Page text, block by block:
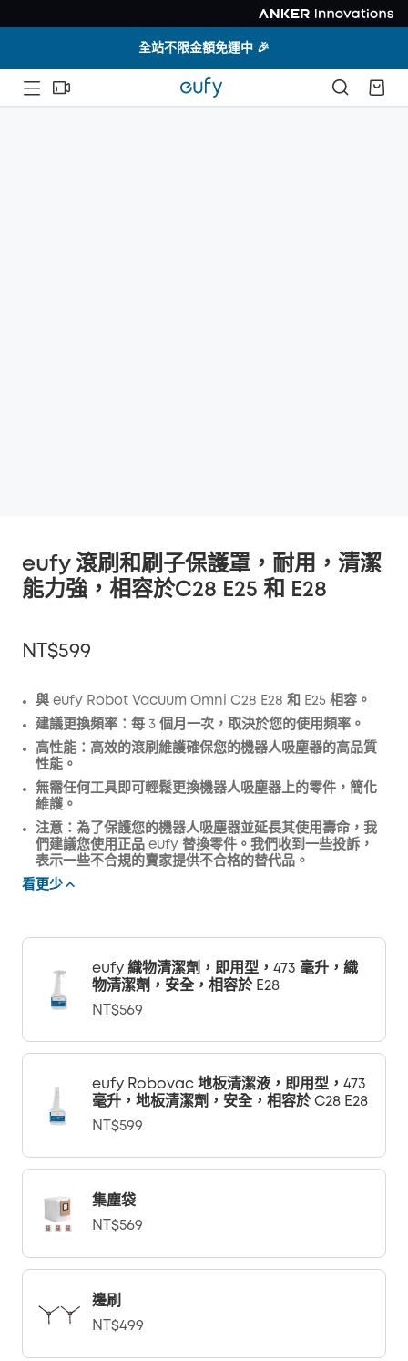
全站不限金額免運中 🎉
eufy 滾刷和刷子保護罩，耐用，清潔
能力強，相容於C28 E25 和 E28
NT$599
折扣
優惠碼
複製
與 eufy Robot Vacuum Omni C28 E28 和 E25 相容。
建議更換頻率：每 3 個月一次，取決於您的使用頻率。
高性能：高效的滾刷維護確保您的機器人吸塵器的高品質
性能。
無需任何工具即可輕鬆更換機器人吸塵器上的零件，簡化
維護。
注意：為了保護您的機器人吸塵器並延長其使用壽命，我
們建議您使用正品 eufy 替換零件。我們收到一些投訴，
表示一些不合規的賣家提供不合格的替代品。
看更少
eufy 織物清潔劑，即用型，473 毫升，織
物清潔劑，安全，相容於 E28
NT$569
eufy Robovac 地板清潔液，即用型，473
毫升，地板清潔劑，安全，相容於 C28 E28
NT$599
集塵袋
NT$569
邊刷
NT$499